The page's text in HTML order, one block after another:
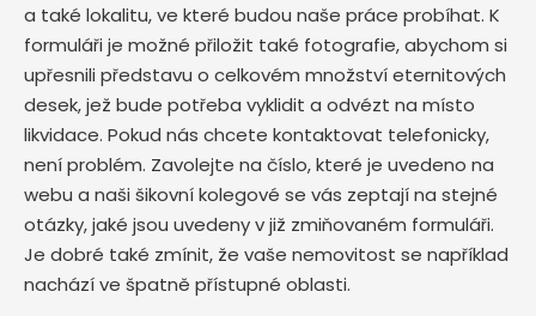
a také lokalitu, ve které budou naše práce probíhat. K
formuláři je možné přiložit také fotografie, abychom si
upřesnili představu o celkovém množství eternitových
desek, jež bude potřeba vyklidit a odvézt na místo
likvidace. Pokud nás chcete kontaktovat telefonicky,
není problém. Zavolejte na číslo, které je uvedeno na
webu a naši šikovní kolegové se vás zeptají na stejné
otázky, jaké jsou uvedeny v již zmiňovaném formuláři.
Je dobré také zmínit, že vaše nemovitost se například
nachází ve špatně přístupné oblasti.